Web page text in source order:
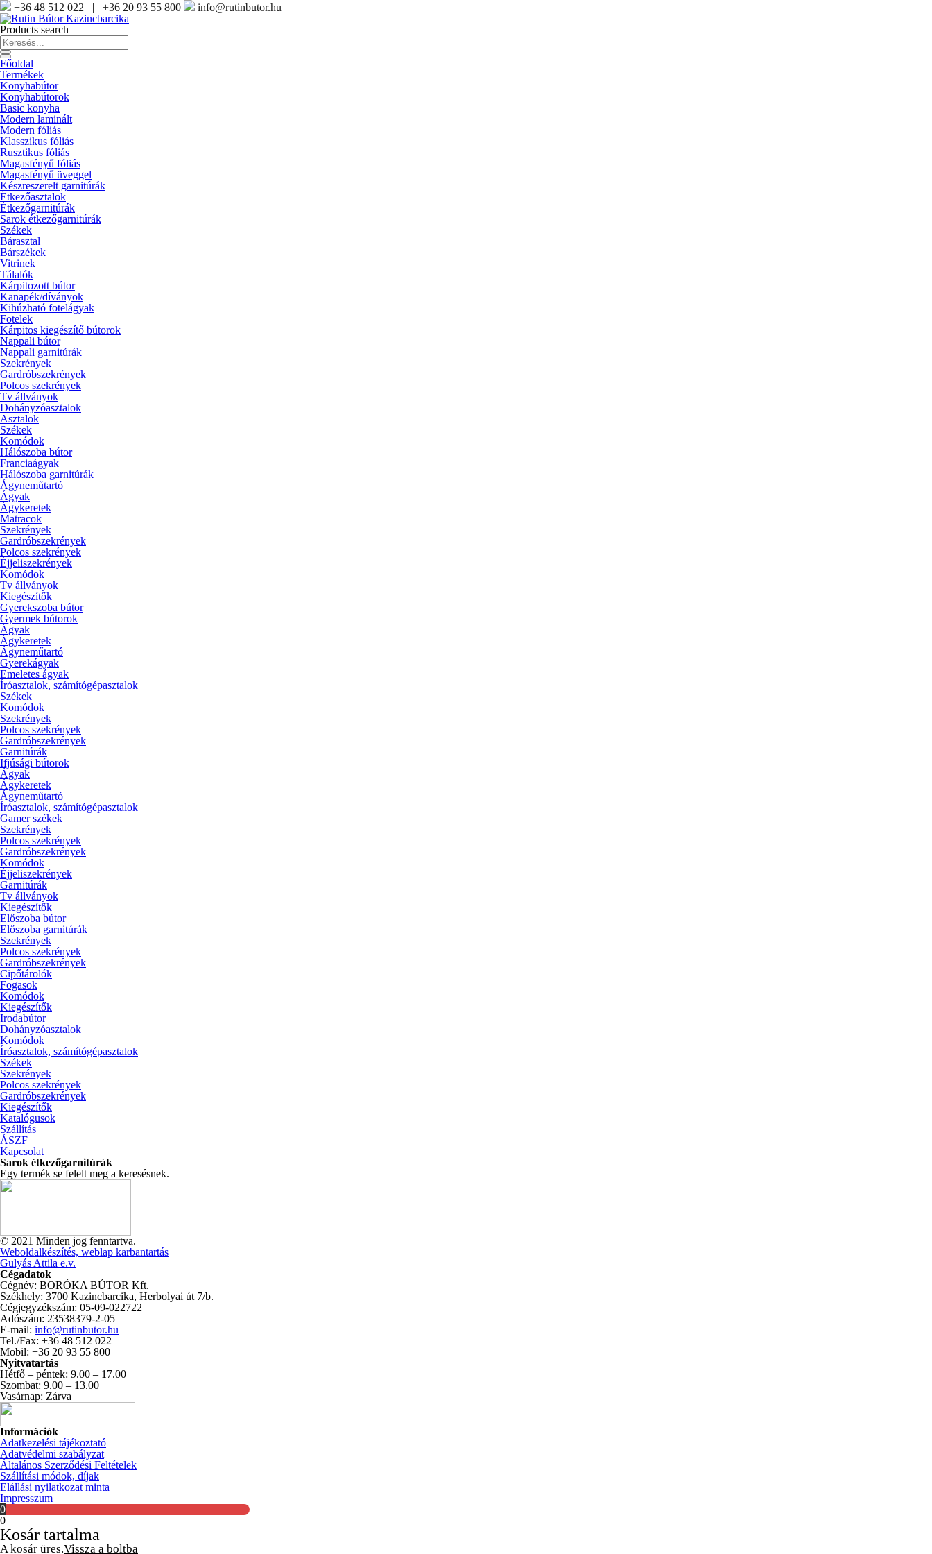
+36 48 512 022 | +36 20 93 55 800
info@rutinbutor.hu
Products search
Főoldal
Termékek
Konyhabútor
Konyhabútorok
Basic konyha
Modern laminált
Modern fóliás
Klasszikus fóliás
Rusztikus fóliás
Magasfényű fóliás
Magasfényű üveggel
Készreszerelt garnitúrák
Étkezőasztalok
Étkezőgarnitúrák
Sarok étkezőgarnitúrák
Székek
Bárasztal
Bárszékek
Vitrinek
Tálalók
Kárpitozott bútor
Kanapék/díványok
Kihúzható fotelágyak
Fotelek
Kárpitos kiegészítő bútorok
Nappali bútor
Nappali garnitúrák
Szekrények
Gardróbszekrények
Polcos szekrények
Tv állványok
Dohányzóasztalok
Asztalok
Székek
Komódok
Hálószoba bútor
Franciaágyak
Hálószoba garnitúrák
Ágyneműtartó
Ágyak
Ágykeretek
Matracok
Szekrények
Gardróbszekrények
Polcos szekrények
Éjjeliszekrények
Komódok
Tv állványok
Kiegészítők
Gyerekszoba bútor
Gyermek bútorok
Ágyak
Ágykeretek
Ágyneműtartó
Gyerekágyak
Emeletes ágyak
Íróasztalok, számítógépasztalok
Székek
Komódok
Szekrények
Polcos szekrények
Gardróbszekrények
Garnitúrák
Ifjúsági bútorok
Ágyak
Ágykeretek
Ágyneműtartó
Íróasztalok, számítógépasztalok
Gamer székek
Szekrények
Polcos szekrények
Gardróbszekrények
Komódok
Éjjeliszekrények
Garnitúrák
Tv állványok
Kiegészítők
Előszoba bútor
Előszoba garnitúrák
Szekrények
Polcos szekrények
Gardróbszekrények
Cipőtárolók
Fogasok
Komódok
Kiegészítők
Irodabútor
Dohányzóasztalok
Komódok
Íróasztalok, számítógépasztalok
Székek
Szekrények
Polcos szekrények
Gardróbszekrények
Kiegészítők
Katalógusok
Szállítás
ÁSZF
Kapcsolat
Sarok étkezőgarnitúrák
Egy termék se felelt meg a keresésnek.
© 2021 Minden jog fenntartva.
Weboldalkészítés, weblap karbantartás
Gulyás Attila e.v.
Cégadatok
Cégnév: BORÓKA BÚTOR Kft.
Székhely: 3700 Kazincbarcika, Herbolyai út 7/b.
Cégjegyzékszám: 05-09-022722
Adószám: 23538379-2-05
E-mail: info@rutinbutor.hu
Tel./Fax: +36 48 512 022
Mobil: +36 20 93 55 800
Nyitvatartás
Hétfő – péntek: 9.00 – 17.00
Szombat: 9.00 – 13.00
Vasárnap: Zárva
Információk
Adatkezelési tájékoztató
Adatvédelmi szabályzat
Általános Szerződési Feltételek
Szállítási módok, díjak
Elállási nyilatkozat minta
Impresszum
0
0
Kosár tartalma
A kosár üres.Vissza a boltba